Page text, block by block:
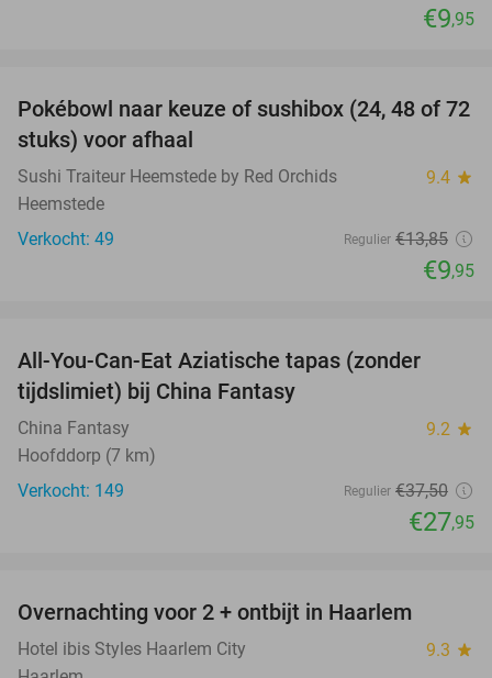
€9,95
28%
Pokébowl naar keuze of sushibox (24, 48 of 72
stuks) voor afhaal
Sushi Traiteur Heemstede by Red Orchids 9.4 star
Heemstede
Verkocht: 49
Regulier €13,85
€9,95
All-You-Can-Eat Aziatische tapas (zonder
tijdslimiet) bij China Fantasy
China Fantasy 9.2 star
Hoofddorp (7 km)
Verkocht: 149
Regulier €37,50
€27,95
Overnachting voor 2 + ontbijt in Haarlem
Hotel ibis Styles Haarlem City 9.3 star